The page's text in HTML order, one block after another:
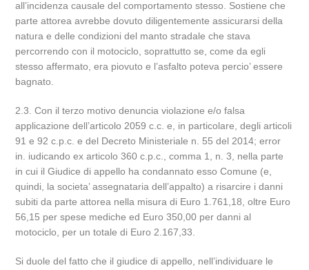
all’incidenza causale del comportamento stesso. Sostiene che
parte attorea avrebbe dovuto diligentemente assicurarsi della
natura e delle condizioni del manto stradale che stava
percorrendo con il motociclo, soprattutto se, come da egli
stesso affermato, era piovuto e l’asfalto poteva percio’ essere
bagnato.
2.3. Con il terzo motivo denuncia violazione e/o falsa
applicazione dell’articolo 2059 c.c. e, in particolare, degli articoli
91 e 92 c.p.c. e del Decreto Ministeriale n. 55 del 2014; error
in. iudicando ex articolo 360 c.p.c., comma 1, n. 3, nella parte
in cui il Giudice di appello ha condannato esso Comune (e,
quindi, la societa’ assegnataria dell’appalto) a risarcire i danni
subiti da parte attorea nella misura di Euro 1.761,18, oltre Euro
56,15 per spese mediche ed Euro 350,00 per danni al
motociclo, per un totale di Euro 2.167,33.
Si duole del fatto che il giudice di appello, nell’individuare le